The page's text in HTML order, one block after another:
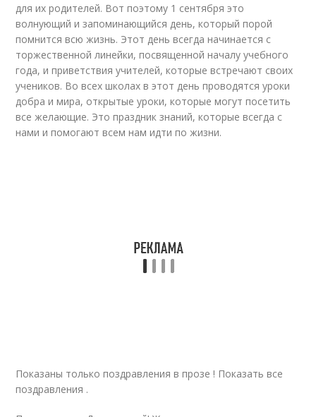
для их родителей. Вот поэтому 1 сентября это
волнующий и запоминающийся день, который порой
помнится всю жизнь. Этот день всегда начинается с
торжественной линейки, посвященной началу учебного
года, и приветствия учителей, которые встречают своих
учеников. Во всех школах в этот день проводятся уроки
добра и мира, открытые уроки, которые могут посетить
все желающие. Это праздник знаний, которые всегда с
нами и помогают всем нам идти по жизни.
Показаны только поздравления в прозе ! Показать все
поздравления .